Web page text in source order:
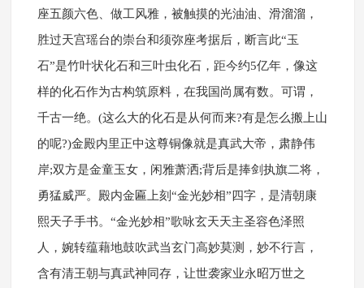
座五颜六色、做工风雅，被触摸的光油油、滑溜溜，
胜过天宫瑶台的崇台和须弥座考据后，断言此“玉
石”是竹叶状化石和三叶虫化石，距今约5亿年，像这
样的化石作为古构筑原料，在我国尚属有数。可谓，
千古一绝。(这么大的化石是从何而来?有是怎么搬上山
的呢?)金殿内里正中这尊铜像就是真武大帝，肃静伟
岸;双方是金童玉女，闲雅萧洒;背后是捧剑执旗二将，
勇猛威严。殿内金匾上刻“金光妙相”四字，是清朝康
熙天子手书。“金光妙相”歌咏玄天天主圣容色泽照
人，婉转蕴藉地鼓吹武当玄门高妙莫测，妙不行言，
含有清王朝与真武神同存，让世袭家业永昭万世之